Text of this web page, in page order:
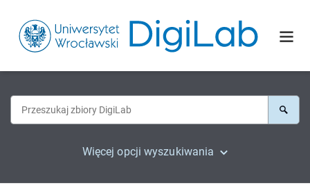
Więcej opcji wyszukiwania